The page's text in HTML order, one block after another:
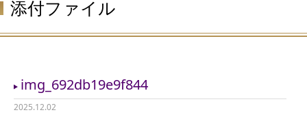
添付ファイル
img_692db19e9f844
2025.12.02